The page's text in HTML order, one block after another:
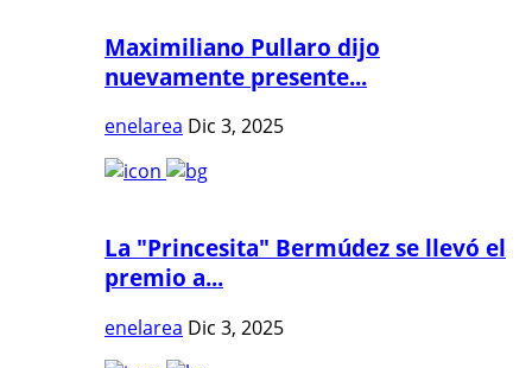
Maximiliano Pullaro dijo
nuevamente presente...
enelarea Dic 3, 2025
La "Princesita" Bermúdez se llevó el
premio a...
enelarea Dic 3, 2025